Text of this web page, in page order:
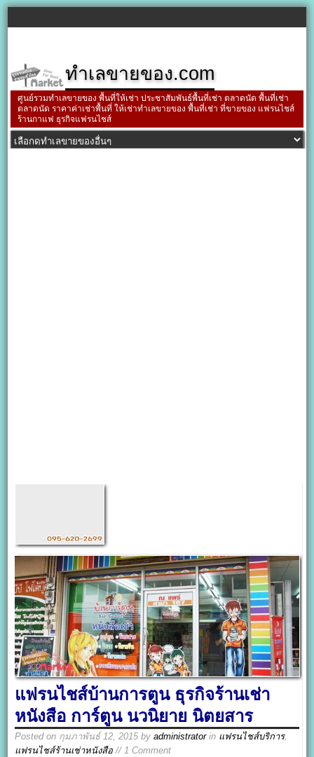
ทำเลขายของ.com
ศูนย์รวมทำเลขายของ พื้นที่ให้เช่า ประชาสัมพันธ์พื้นที่เช่า ตลาดนัด พื้นที่เช่า
ตลาดนัด ราคาค่าเช่าพื้นที่ ให้เช่าทำเลขายของ พื้นที่เช่า ที่ขายของ แฟรนไชส์
ร้านกาแฟ ธุรกิจแฟรนไชส์
แฟรนไชส์บ้านการตูน ธุรกิจร้านเช่า
หนังสือ การ์ตูน นวนิยาย นิตยสาร
Posted on กุมภาพันธ์ 12, 2015 byadministratorin แฟรนไชส์บริการ,
แฟรนไชส์ร้านเช่าหนังสือ // 1 Comment